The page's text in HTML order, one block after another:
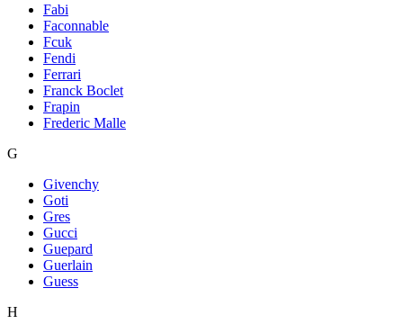
Fabi
Faconnable
Fcuk
Fendi
Ferrari
Franck Boclet
Frapin
Frederic Malle
G
Givenchy
Goti
Gres
Gucci
Guepard
Guerlain
Guess
H